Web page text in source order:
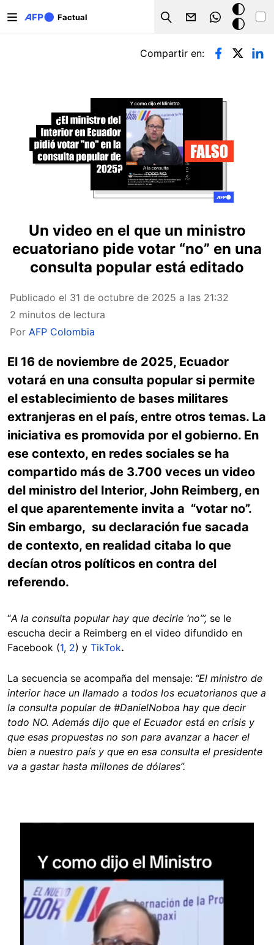
Factual
Search
Modo
oscuro
Solapas principales
Compartir en:
Un video en el que un ministro
ecuatoriano pide votar “no” en una
consulta popular está editado
Publicado el 31 de octubre de 2025 a las 21:32
2 minutos de lectura
Por AFP Colombia
El 16 de noviembre de 2025, Ecuador
votará en una consulta popular si permite
el establecimiento de bases militares
extranjeras en el país, entre otros temas. La
iniciativa es promovida por el gobierno. En
ese contexto, en redes sociales se ha
compartido más de 3.700 veces un video
del ministro del Interior, John Reimberg, en
el que aparentemente invita a “votar no”.
Sin embargo, su declaración fue sacada
de contexto, en realidad citaba lo que
decían otros políticos en contra del
referendo.
“A la consulta popular hay que decirle ‘no’”, se le
escucha decir a Reimberg en el video difundido en
Facebook (1, 2) y TikTok.
La secuencia se acompaña del mensaje: “El ministro de
interior hace un llamado a todos los ecuatorianos que a
la consulta popular de #DanielNoboa hay que decir
todo NO. Además dijo que el Ecuador está en crisis y
que esas propuestas no son para avanzar a hacer el
bien a nuestro país y que en esa consulta el presidente
va a gastar hasta millones de dólares”.